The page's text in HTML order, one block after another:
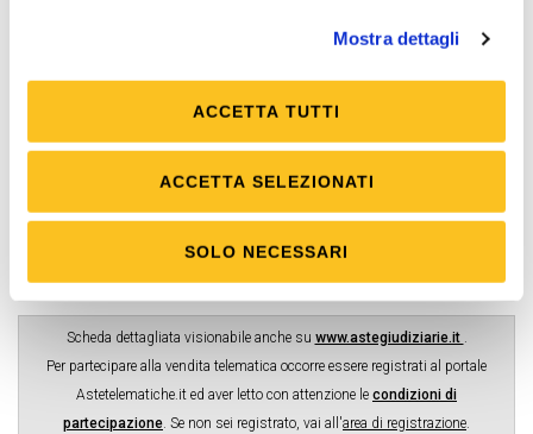
Mostra dettagli
ACCETTA TUTTI
ACCETTA SELEZIONATI
SOLO NECESSARI
Posta elettronica certificata (PEC)
Necessaria
10.000,00 €
20.000,00 €
Scheda dettagliata visionabile anche su www.astegiudiziarie.it .
Per partecipare alla vendita telematica occorre essere registrati al portale
Astetelematiche.it ed aver letto con attenzione le condizioni di
partecipazione. Se non sei registrato, vai all'area di registrazione.